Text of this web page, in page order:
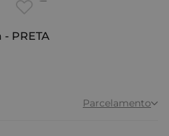
PRETA
Parcelamento